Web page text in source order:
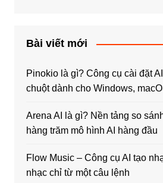
Bài viết mới
Pinokio là gì? Công cụ cài đặt
chuột dành cho Windows,
Arena AI là gì? Nền tảng so
hàng trăm mô hình AI hàng đầu
Flow Music – Công cụ AI tạo
nhạc chỉ từ một câu lệnh